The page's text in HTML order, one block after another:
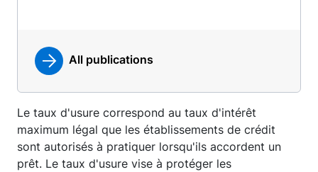
All publications
Le taux d'usure correspond au taux d'intérêt
maximum légal que les établissements de crédit
sont autorisés à pratiquer lorsqu'ils accordent un
prêt. Le taux d'usure vise à protéger les